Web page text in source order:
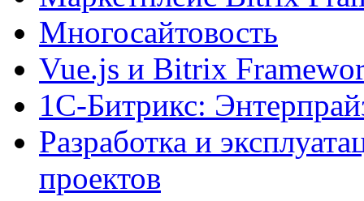
Многосайтовость
Vue.js и Bitrix
1С-Битрикс:
Разработка и
проектов